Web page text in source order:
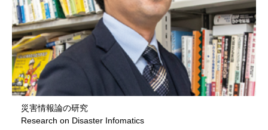
災害情報論の研究
Research on Disaster Infomatics